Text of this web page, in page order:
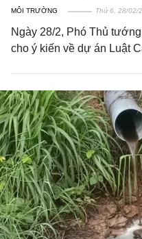
MÔI TRƯỜNG Thứ 6, 28/02/
Ngày 28/2, Phó Thủ
cho ý kiến về dự án Luật